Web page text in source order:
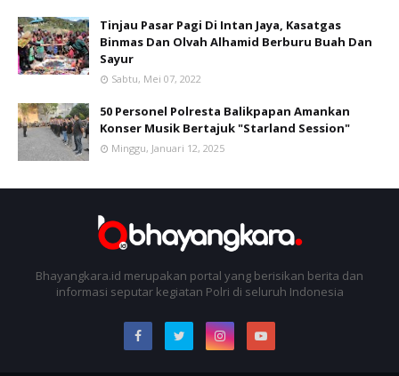
Tinjau Pasar Pagi Di Intan Jaya, Kasatgas
Binmas Dan Olvah Alhamid Berburu Buah Dan
Sayur
Sabtu, Mei 07, 2022
50 Personel Polresta Balikpapan Amankan
Konser Musik Bertajuk "Starland Session"
Minggu, Januari 12, 2025
Bhayangkara.id merupakan portal yang berisikan berita dan
informasi seputar kegiatan Polri di seluruh Indonesia